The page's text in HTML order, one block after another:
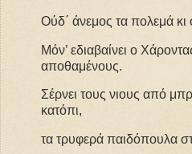
Ούδ΄ άνεμος τα πολεμά κι
Μόν’ εδιαβαίνει ο
αποθαμένους.
Σέρνει τους νιους από
κατόπι,
τα τρυφερά παιδόπουλα